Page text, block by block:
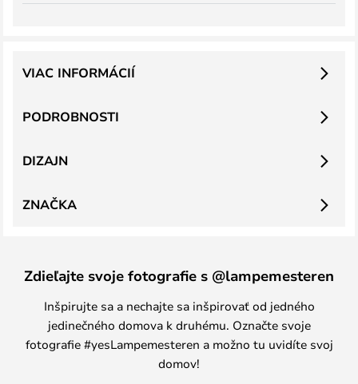
PODROBNOSTI
VIAC INFORMÁCIÍ
DIZAJN
ZNAČKA
Zdieľajte svoje fotografie s @lampemesteren
Inšpirujte sa a nechajte sa inšpirovať od jedného
jedinečného domova k druhému. Označte svoje
fotografie #yesLampemesteren a možno tu uvidíte svoj
domov!